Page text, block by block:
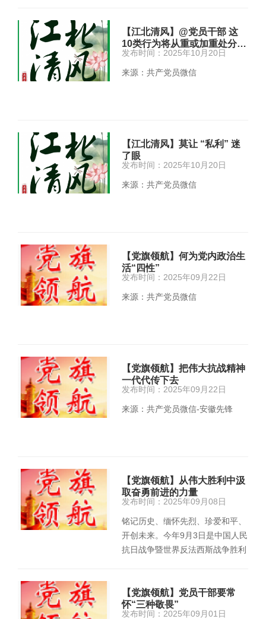
【江北清风】@党员干部 这
10类行为将从重或加重处分…
发布时间：2025年10月20日
来源：共产党员微信
【江北清风】莫让 “私利” 迷
了眼
发布时间：2025年10月20日
来源：共产党员微信
【党旗领航】何为党内政治生
活“四性”
发布时间：2025年09月22日
来源：共产党员微信
【党旗领航】把伟大抗战精神
一代代传下去
发布时间：2025年09月22日
来源：共产党员微信-安徽先锋
【党旗领航】从伟大胜利中汲
取奋勇前进的力量
发布时间：2025年09月08日
铭记历史、缅怀先烈、珍爱和平、
开创未来。今年9月3日是中国人民
抗日战争暨世界反法西斯战争胜利
【党旗领航】党员干部要常
怀“三种敬畏”
发布时间：2025年09月01日